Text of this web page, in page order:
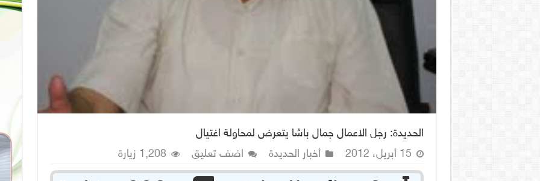
الحديدة: رجل الاعمال جمال باشا يتعرض لمحاولة اغتيال
15 أبريل، 2012
أخبار الحديدة اضف تعليق 1,208 زيارة